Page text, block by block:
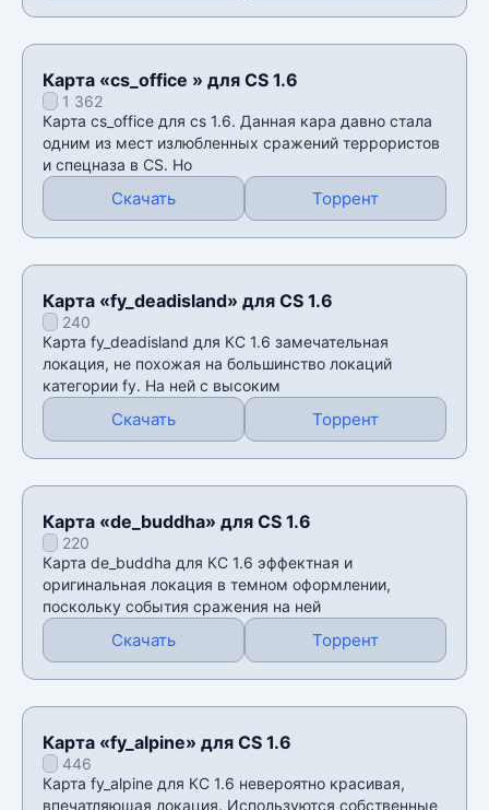
Карта «cs_office » для CS 1.6
1 362
Карта cs_office для cs 1.6. Данная кара давно стала
одним из мест излюбленных сражений террористов
и спецназа в CS. Но
Скачать Торрент
Карта «fy_deadisland» для CS 1.6
240
Карта fy_deadisland для КС 1.6 замечательная
локация, не похожая на большинство локаций
категории fy. На ней с высоким
Скачать Торрент
Карта «de_buddha» для CS 1.6
220
Карта de_buddha для КС 1.6 эффектная и
оригинальная локация в темном оформлении,
поскольку события сражения на ней
Скачать Торрент
Карта «fy_alpine» для CS 1.6
446
Карта fy_alpine для КС 1.6 невероятно красивая,
впечатляющая локация. Используются собственные